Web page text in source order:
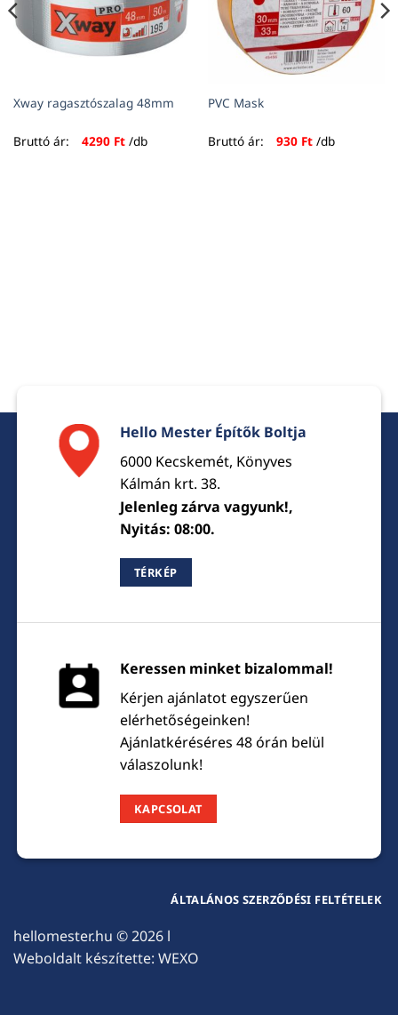
Xway ragasztószalag 48mm
Bruttó ár: 4290 Ft/db
PVC Mask
Bruttó ár: 930 Ft/db
Hello Mester Építők Boltja
6000 Kecskemét, Könyves
Kálmán krt. 38.
Jelenleg zárva vagyunk!,
Nyitás: 08:00.
TÉRKÉP
Keressen minket bizalommal!
Kérjen ajánlatot egyszerűen
elérhetőségeinken!
Ajánlatkéréséres 48 órán belül
válaszolunk!
KAPCSOLAT
hellomester.hu © 2026 l
Weboldalt készítette: WEXO
ÁLTALÁNOS SZERZŐDÉSI FELTÉTELEK